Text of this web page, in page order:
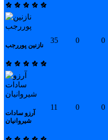
نازنین پوررجب
35 0 0
آرزو سادات
شیروانیان
11 0 0